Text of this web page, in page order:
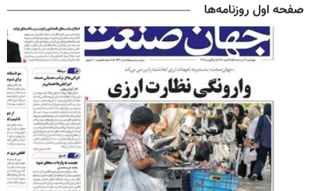
صفحه اول روزنامه‌ها